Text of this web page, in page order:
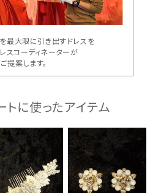
最大限に引き出すドレスを
スコーディネーターが
ご提案します。
トに使ったアイテム